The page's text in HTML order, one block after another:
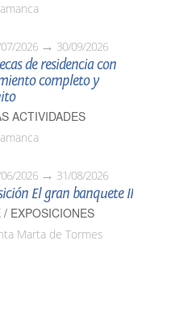
2026 30/09/2026
de residencia con
completo y
ACTIVIDADES
2026 31/08/2026
El gran banquete II
/ EXPOSICIONES
Marta de Tormes